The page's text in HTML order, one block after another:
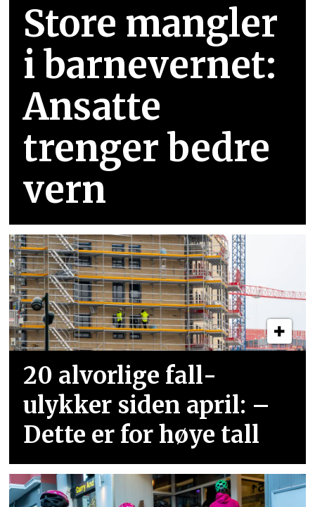
Store mangler
i barnevernet:
Ansatte
trenger bedre
vern
20 alvorlige fall­
ulykker siden april: –
Dette er for høye tall